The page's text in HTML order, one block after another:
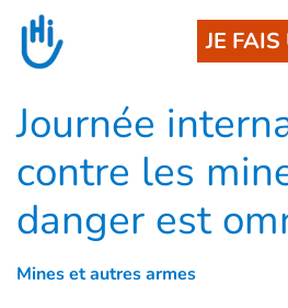
Go to main content
JE
Journée
contre les
danger est
Mines et autres armes